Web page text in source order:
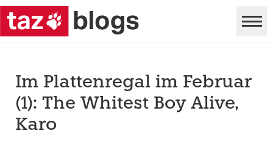
Im Plattenregal im Februar
(1): The Whitest Boy Alive,
Karo